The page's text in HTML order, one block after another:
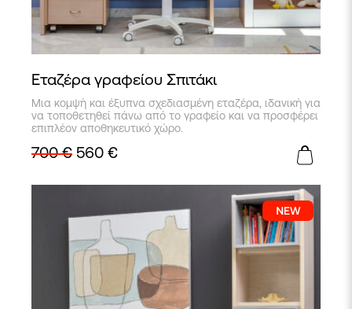
Εταζέρα γραφείου Σπιτάκι
Μια κομψή και έξυπνα σχεδιασμένη εταζέρα, ιδανική για
να τοποθετηθεί πάνω από το γραφείο και να προσφέρει
επιπλέον αποθηκευτικό χώρο.
700€ 560 €